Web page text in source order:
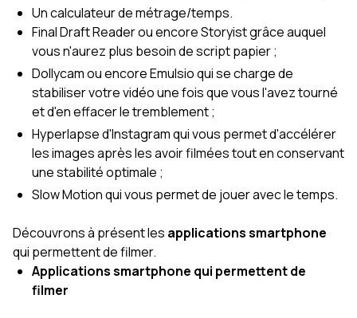
Un calculateur de métrage/temps.
Final Draft Reader ou encore Storyist grâce auquel
vous n'aurez plus besoin de script papier ;
Dollycam ou encore Emulsio qui se charge de
stabiliser votre vidéo une fois que vous l'avez tourné
et d'en effacer le tremblement ;
Hyperlapse d'Instagram qui vous permet d'accélérer
les images après les avoir filmées tout en conservant
une stabilité optimale ;
Slow Motion qui vous permet de jouer avec le temps.
Découvrons à présent les applications smartphone
qui permettent de filmer.
Applications smartphone qui permettent de
filmer